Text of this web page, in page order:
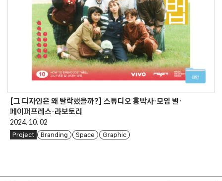
[그 디자인은 왜 탈락했을까?] 스튜디오 홍박사·모임 별·
페이퍼프레스·라보토리
2024. 10. 02
Project Branding Space Graphic